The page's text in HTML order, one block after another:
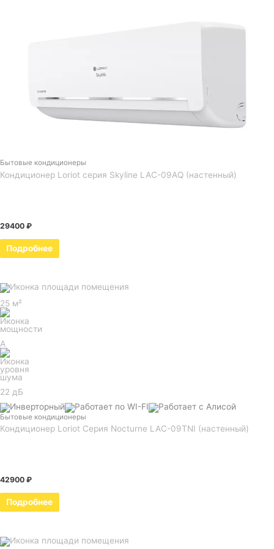
Бытовые кондиционеры
Кондиционер Loriot серия Skyline LAC-09AQ (настенный)
29400 ₽
Подробнее
25 м²
A
22 дБ
Бытовые кондиционеры
Кондиционер Loriot Серия Nocturne LAC-09TNI (настенный)
42900 ₽
Подробнее